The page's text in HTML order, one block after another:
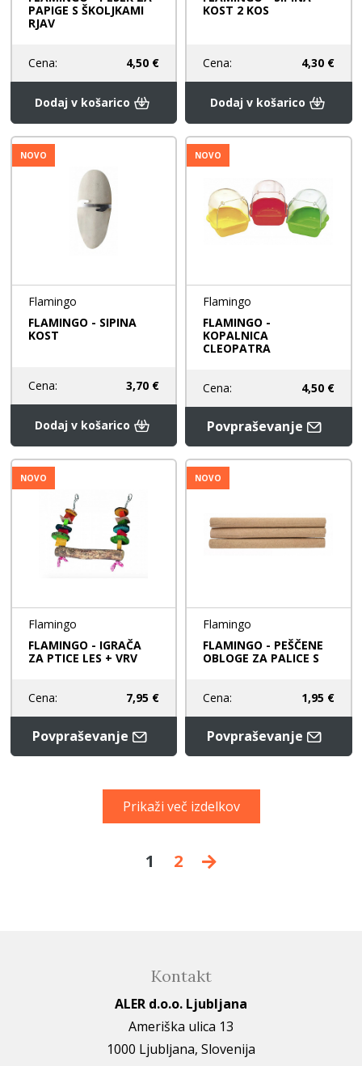
PAPIGE S ŠKOLJKAMI
RJAV
Cena: 4,50 €
Dodaj v košarico
KOST 2 KOS
Cena: 4,30 €
Dodaj v košarico
NOVO
Flamingo
FLAMINGO - SIPINA
KOST
Cena: 3,70 €
Dodaj v košarico
NOVO
Flamingo
FLAMINGO -
KOPALNICA
CLEOPATRA
Cena: 4,50 €
Povpraševanje
NOVO
Flamingo
FLAMINGO - IGRAČA
ZA PTICE LES + VRV
Cena: 7,95 €
Povpraševanje
NOVO
Flamingo
FLAMINGO - PEŠČENE
OBLOGE ZA PALICE S
Cena: 1,95 €
Povpraševanje
Prikaži več izdelkov
1 2
Kontakt
ALER d.o.o. Ljubljana
Ameriška ulica 13
1000 Ljubljana, Slovenija